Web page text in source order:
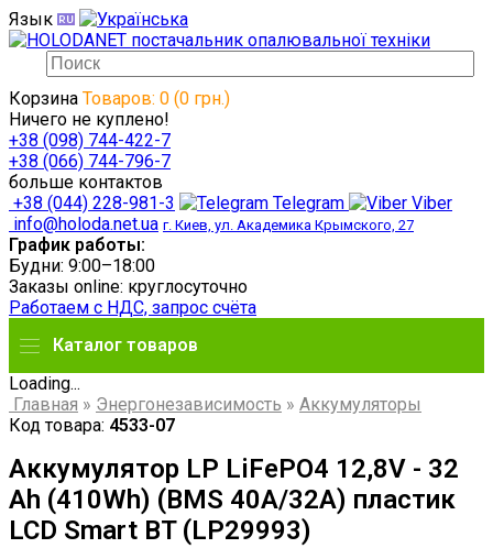
Язык
Корзина Товаров: 0 (0 грн.)
Ничего не куплено!
+38 (098) 744-422-7
+38 (066) 744-796-7
больше контактов
+38 (044) 228-981-3
Telegram
Viber
info@holoda.net.ua г. Киев, ул. Академика Крымского, 27
График работы:
Будни: 9:00–18:00
Заказы online: круглосуточно
Работаем с НДС, запрос счёта
Каталог товаров
Loading...
Главная » Энергонезависимость » Аккумуляторы
Код товара: 4533-07
Аккумулятор LP LiFePO4 12,8V - 32
Ah (410Wh) (BMS 40А/32A) пластик
LCD Smart BT (LP29993)